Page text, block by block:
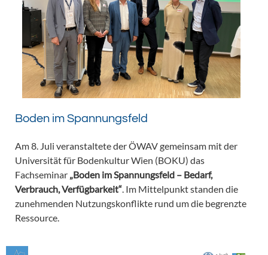
Boden im Spannungsfeld
Am 8. Juli veranstaltete der ÖWAV gemeinsam mit der
Universität für Bodenkultur Wien (BOKU) das
Fachseminar „Boden im Spannungsfeld – Bedarf,
Verbrauch, Verfügbarkeit“ . Im Mittelpunkt standen die
zunehmenden Nutzungskonflikte rund um die begrenzte
Ressource.